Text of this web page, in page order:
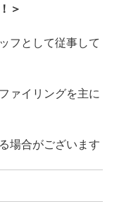
＞
フとして従事して
ァイリングを主に
場合がございます